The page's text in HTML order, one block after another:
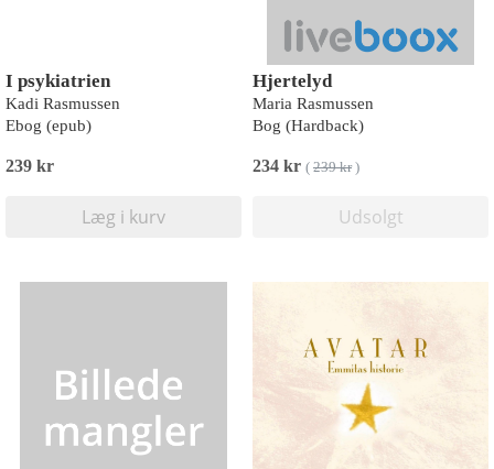
I psykiatrien
Kadi Rasmussen
Ebog (epub)
239 kr
Læg i kurv
Hjertelyd
Maria Rasmussen
Bog (Hardback)
234 kr ( 239 kr)
Udsolgt